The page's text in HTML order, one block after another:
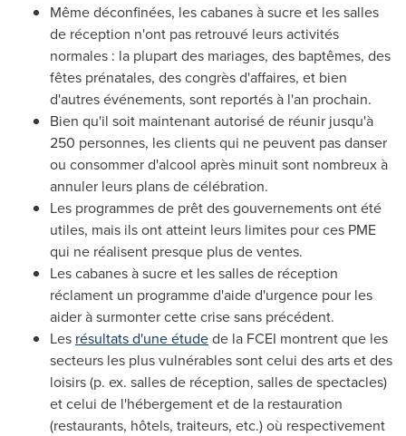
Même déconfinées, les cabanes à sucre et les salles
de réception n'ont pas retrouvé leurs activités
normales : la plupart des mariages, des baptêmes, des
fêtes prénatales, des congrès d'affaires, et bien
d'autres événements, sont reportés à l'an prochain.
Bien qu'il soit maintenant autorisé de réunir jusqu'à
250 personnes, les clients qui ne peuvent pas danser
ou consommer d'alcool après minuit sont nombreux à
annuler leurs plans de célébration.
Les programmes de prêt des gouvernements ont été
utiles, mais ils ont atteint leurs limites pour ces PME
qui ne réalisent presque plus de ventes.
Les cabanes à sucre et les salles de réception
réclament un programme d'aide d'urgence pour les
aider à surmonter cette crise sans précédent.
Les résultats d'une étudede la FCEI montrent que les
secteurs les plus vulnérables sont celui des arts et des
loisirs (p. ex. salles de réception, salles de spectacles)
et celui de l'hébergement et de la restauration
(restaurants, hôtels, traiteurs, etc.) où respectivement